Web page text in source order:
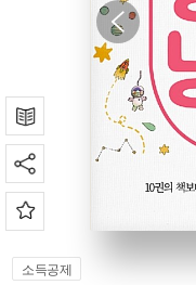
소득공제